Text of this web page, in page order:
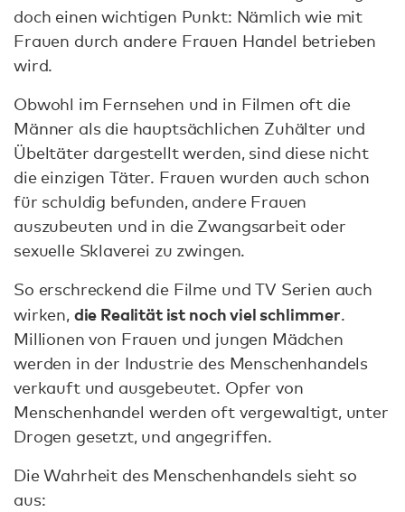
doch einen wichtigen Punkt: Nämlich wie mit
Frauen durch andere Frauen Handel betrieben
wird.
Obwohl im Fernsehen und in Filmen oft die
Männer als die hauptsächlichen Zuhälter und
Übeltäter dargestellt werden, sind diese nicht
die einzigen Täter. Frauen wurden auch schon
für schuldig befunden, andere Frauen
auszubeuten und in die Zwangsarbeit oder
sexuelle Sklaverei zu zwingen.
So erschreckend die Filme und TV Serien auch
wirken, die Realität ist noch viel schlimmer.
Millionen von Frauen und jungen Mädchen
werden in der Industrie des Menschenhandels
verkauft und ausgebeutet. Opfer von
Menschenhandel werden oft vergewaltigt, unter
Drogen gesetzt, und angegriffen.
Die Wahrheit des Menschenhandels sieht so
aus: